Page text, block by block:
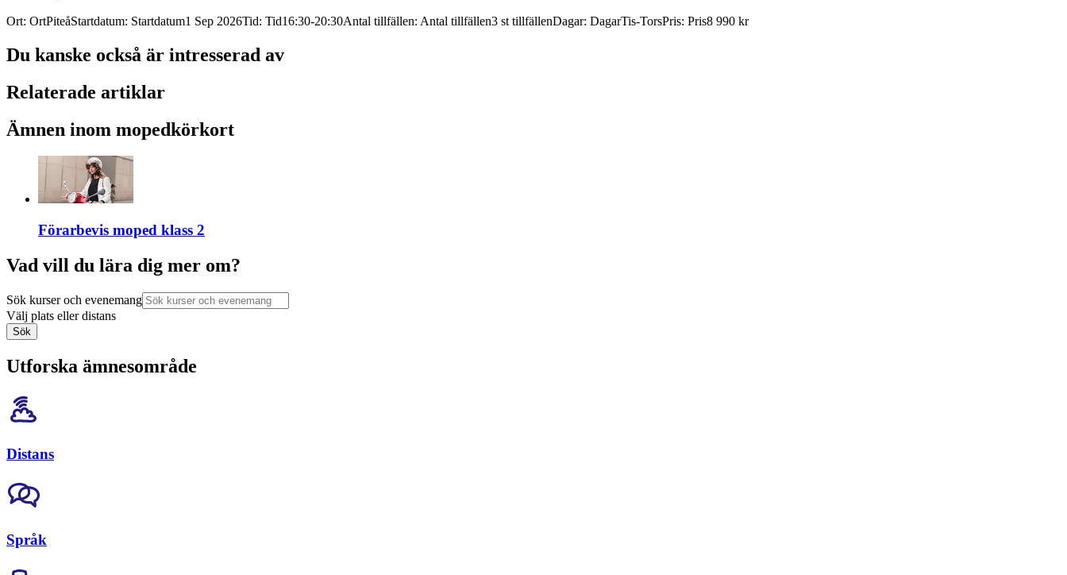
Ort: OrtPiteåStartdatum: Startdatum1 Sep 2026Tid: Tid16:30-20:30Antal tillfällen: Antal tillfällen3 st tillfällenDagar: DagarTis-TorsPris: Pris8 990 kr
Du kanske också är intresserad av
Relaterade artiklar
Ämnen inom mopedkörkort
Förarbevis moped klass 2
Vad vill du lära dig mer om?
Sök kurser och evenemang
Välj plats eller distans
Sök
Utforska ämnesområde
Distans
Språk